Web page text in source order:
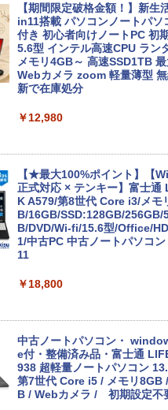
【期間限定破格金額！】新生
in11搭載 パソコンノートパ
付き 初心者向けノートPC 初
5.6型 インテル高速CPU ラン
メモリ4GB～ 高速SSD1TB
Webカメラ zoom 軽量薄型
新で在庫処分
￥12,980
【★最大100%ポイント】【
正式対応 × テンキー】富士通
K A579/第8世代 Core i3/メモ
B/16GB/SSD:128GB/256GB/
B/DVD/Wi-fi/15.6型/Office/
1/中古PC 中古ノートパソコ
11
￥18,800
中古ノートパソコン・
e付・整備済み品・富士通
938 超軽量ノートパソコン
第7世代 Core i5 / メモリ8GB
B / Webカメラ / 初期設定不